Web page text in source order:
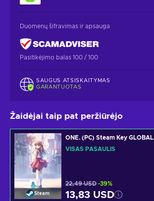
Duomenų šifravimas ir apsauga
Pasitikėjimo balas 100 / 100
SAUGUS ATSISKAITYMAS
GARANTUOTAS
Žaidėjai taip pat peržiūrėjo
Steam
ONE. (PC) Steam Key GLOBAL
VISAS PASAULIS
22,49 USD -39%
13,83 USD